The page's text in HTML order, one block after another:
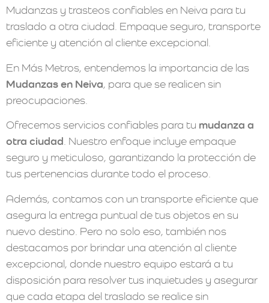
Mudanzas y trasteos confiables en Neiva para tu
traslado a otra ciudad. Empaque seguro, transporte
eficiente y atención al cliente excepcional.
En Más Metros, entendemos la importancia de las
Mudanzas en Neiva, para que se realicen sin
preocupaciones.
Ofrecemos servicios confiables para tu mudanza a
otra ciudad . Nuestro enfoque incluye empaque
seguro y meticuloso, garantizando la protección de
tus pertenencias durante todo el proceso.
Además, contamos con un transporte eficiente que
asegura la entrega puntual de tus objetos en su
nuevo destino. Pero no solo eso, también nos
destacamos por brindar una atención al cliente
excepcional, donde nuestro equipo estará a tu
disposición para resolver tus inquietudes y asegurar
que cada etapa del traslado se realice sin